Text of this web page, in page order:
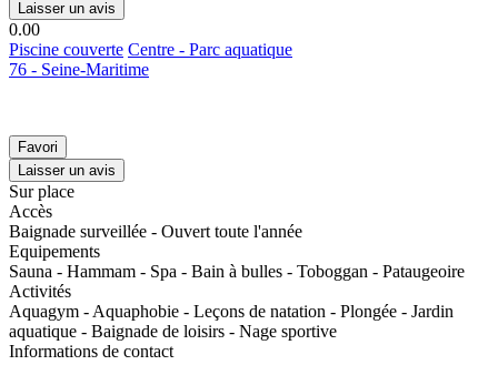
Laisser un avis
0.00
Piscine couverte Centre - Parc aquatique
76 - Seine-Maritime
Favori
Laisser un avis
Sur place
Accès
Baignade surveillée - Ouvert toute l'année
Equipements
Sauna - Hammam - Spa - Bain à bulles - Toboggan - Pataugeoire
Activités
Aquagym - Aquaphobie - Leçons de natation - Plongée - Jardin
aquatique - Baignade de loisirs - Nage sportive
Informations de contact